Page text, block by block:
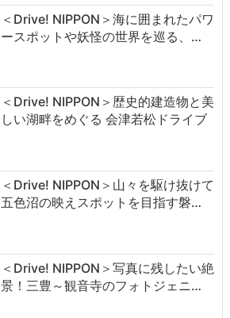
＜Drive! NIPPON＞海に囲まれたパワ
ースポットや妖怪の世界を巡る、…
＜Drive! NIPPON＞歴史的建造物と美
しい湖畔をめぐる 会津若松ドライブ
＜Drive! NIPPON＞山々を駆け抜けて
五色沼の映えスポットを目指す磐…
＜Drive! NIPPON＞写真に残したい絶
景！三豊～観音寺のフォトジェニ…